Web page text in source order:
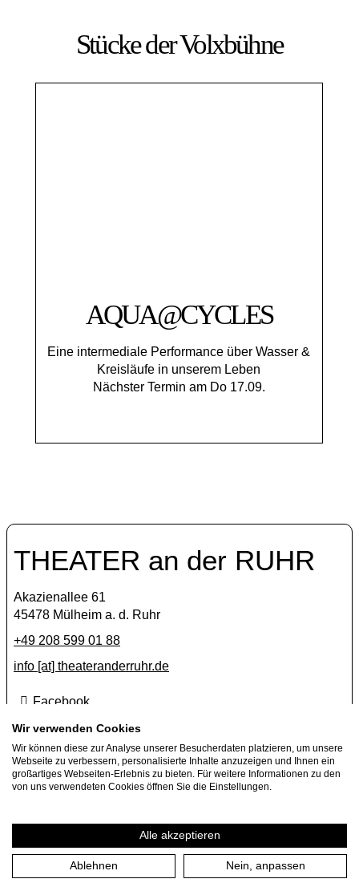
Stücke der Volxbühne
AQUA@CYCLES
Eine intermediale Performance über Wasser &
Kreisläufe in unserem Leben
Nächster Termin am Do 17.09.
THEATER an der RUHR
Akazienallee 61
45478 Mülheim a. d. Ruhr
+49 208 599 01 88
info [​at​] theateranderruhr.de
Facebook
Instagram
Newsletter
Presse
Datenschutzerklärung Cookie-Einstellungen
Wir verwenden Cookies
Wir können diese zur Analyse unserer Besucherdaten platzieren, um unsere
Webseite zu verbessern, personalisierte Inhalte anzuzeigen und Ihnen ein
großartiges Webseiten-Erlebnis zu bieten. Für weitere Informationen zu den
von uns verwendeten Cookies öffnen Sie die Einstellungen.
Alle akzeptieren
Ablehnen Nein, anpassen